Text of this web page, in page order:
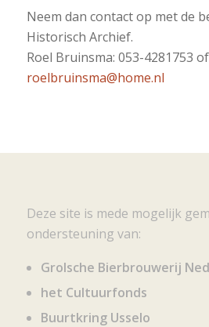
Neem dan contact op met de
Historisch Archief.
Roel Bruinsma: 053-4281753
roelbruinsma@home.nl
Deze site is mede mogelijk
ondersteuning van:
Grolsche Bierbrouwerij
het Cultuurfonds
Buurtkring Usselo